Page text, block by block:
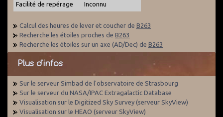
Facilité de repérage Inconnu
Calcul des heures de lever et coucher de B263
Recherche les étoiles proches de B263
Recherche les étoiles sur un axe (AD/Dec) de B263
Plus d'infos
Sur le serveur Simbad de l'observatoire de Strasbourg
Sur le serveur du NASA/IPAC Extragalactic Database
Visualisation sur le Digitized Sky Survey (serveur SkyView)
Visualisation sur le HEAO (serveur SkyView)